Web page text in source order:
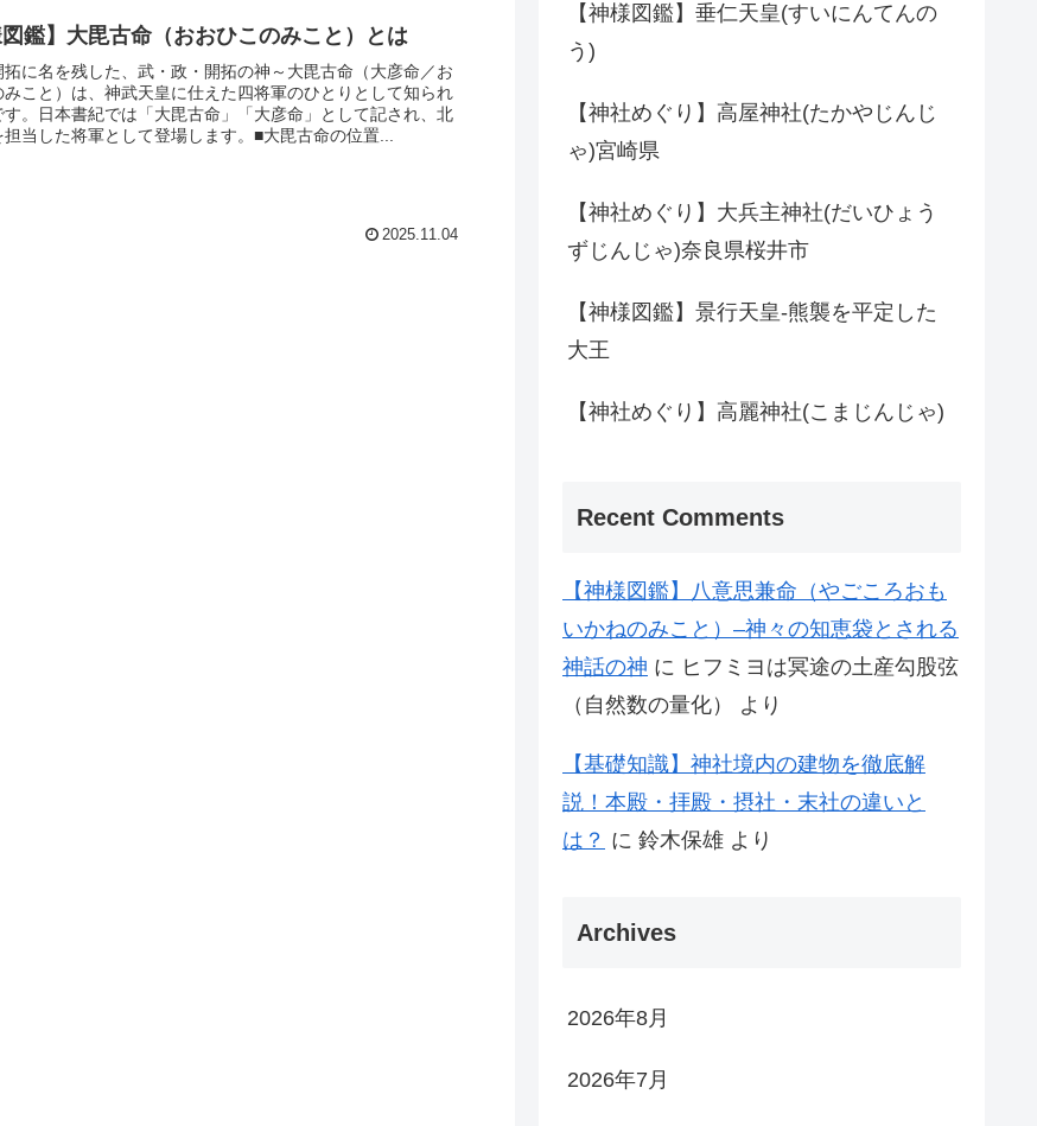
図鑑】大毘古命（おおひこのみこと）とは
拓に名を残した、武・政・開拓の神～大毘古命（大彦命／お
みこと）は、神武天皇に仕えた四将軍のひとりとして知られ
す。日本書紀では「大毘古命」「大彦命」として記され、北
担当した将軍として登場します。■大毘古命の位置...
2025.11.04
【神様図鑑】垂仁天皇(すいにんてんの
う)
【神社めぐり】高屋神社(たかやじんじ
ゃ)宮崎県
【神社めぐり】大兵主神社(だいひょう
ずじんじゃ)奈良県桜井市
【神様図鑑】景行天皇-熊襲を平定した
大王
【神社めぐり】高麗神社(こまじんじゃ)
Recent Comments
【神様図鑑】八意思兼命（やごころおも
いかねのみこと）–神々の知恵袋とされる
神話の神 に ヒフミヨは冥途の土産勾股弦
（自然数の量化）
より
【基礎知識】神社境内の建物を徹底解
説！本殿・拝殿・摂社・末社の違いと
は？ に 鈴木保雄 より
Archives
2026年8月
2026年7月